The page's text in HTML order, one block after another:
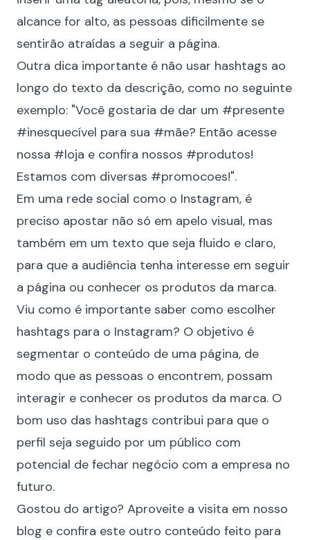
alcance for alto, as pessoas dificilmente se
sentirão atraídas a seguir a página.
Outra dica importante é não usar hashtags ao
longo do texto da descrição, como no seguinte
exemplo: "Você gostaria de dar um #presente
#inesquecível para sua #mãe? Então acesse
nossa #loja e confira nossos #produtos!
Estamos com diversas #promocoes!".
Em uma rede social como o Instagram, é
preciso apostar não só em apelo visual, mas
também em um texto que seja fluido e claro,
para que a audiência tenha interesse em seguir
a página ou conhecer os produtos da marca.
Viu como é importante saber como escolher
hashtags para o Instagram? O objetivo é
segmentar o conteúdo de uma página, de
modo que as pessoas o encontrem, possam
interagir e conhecer os produtos da marca. O
bom uso das hashtags contribui para que o
perfil seja seguido por um público com
potencial de fechar negócio com a empresa no
futuro.
Gostou do artigo? Aproveite a visita em nosso
blog e confira este outro conteúdo feito para